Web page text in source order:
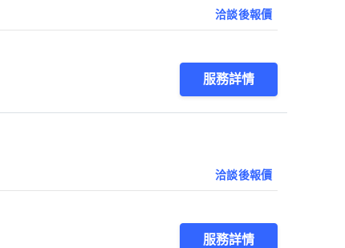
洽談後報價
服務詳情
洽談後報價
服務詳情